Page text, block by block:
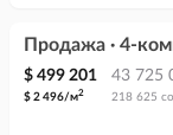
Продажа · 4-
$ 499 201 43 725
$ 2 496/м2 218 625